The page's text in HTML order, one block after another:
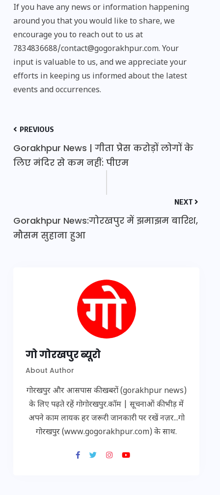
If you have any news or information happening
around you that you would like to share, we
encourage you to reach out to us at
7834836688/contact@gogorakhpur.com. Your
input is valuable to us, and we appreciate your
efforts in keeping us informed about the latest
events and occurrences.
PREVIOUS
Gorakhpur News | गीता प्रेस करोड़ों लोगों के
लिए मंदिर से कम नहीं: पीएम
NEXT
Gorakhpur News:गोरखपुर में झमाझम बारिश,
मौसम सुहाना हुआ
गो गोरखपुर ब्यूरो
About Author
गोरखपुर और आसपास की खबरों (gorakhpur news)
के लिए पढ़ते रहें गोगोरखपुर.कॉम | सूचनाओं की भीड़ में
अपने काम लायक हर जरूरी जानकारी पर रखें नज़र...गो
गोरखपुर (www.gogorakhpur.com) के साथ.